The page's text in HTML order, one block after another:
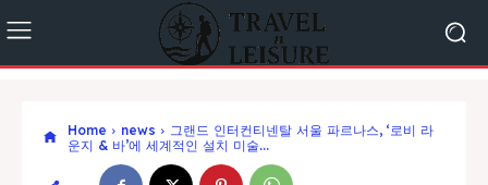
Home news
그랜드 인터컨티넨탈 서울 파르나스, ‘로비 라
운지 & 바’에 세계적인 설치 미술...